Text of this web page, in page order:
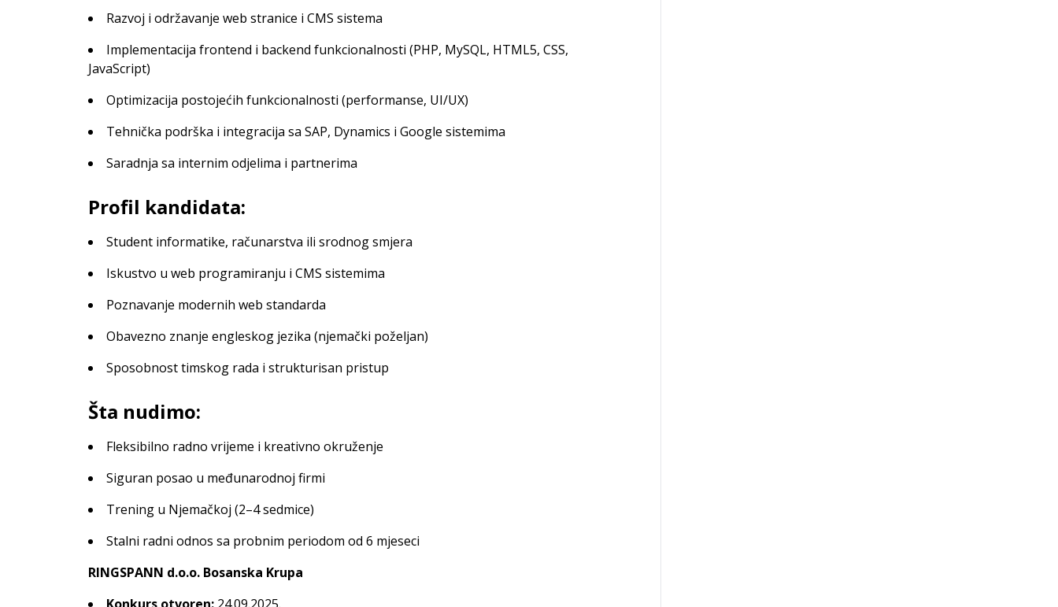
Razvoj i održavanje web stranice i CMS sistema
Implementacija frontend i backend funkcionalnosti (PHP, MySQL, HTML5, CSS,
JavaScript)
Optimizacija postojećih funkcionalnosti (performanse, UI/UX)
Tehnička podrška i integracija sa SAP, Dynamics i Google sistemima
Saradnja sa internim odjelima i partnerima
Profil kandidata:
Student informatike, računarstva ili srodnog smjera
Iskustvo u web programiranju i CMS sistemima
Poznavanje modernih web standarda
Obavezno znanje engleskog jezika (njemački poželjan)
Sposobnost timskog rada i strukturisan pristup
Šta nudimo:
Fleksibilno radno vrijeme i kreativno okruženje
Siguran posao u međunarodnoj firmi
Trening u Njemačkoj (2–4 sedmice)
Stalni radni odnos sa probnim periodom od 6 mjeseci
RINGSPANN d.o.o. Bosanska Krupa
Konkurs otvoren: 24.09.2025.